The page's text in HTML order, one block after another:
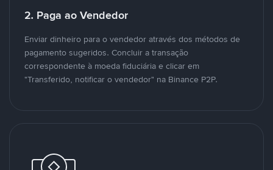
2. Paga ao Vendedor
Enviar dinheiro para o vendedor através dos métodos de
pagamento sugeridos. Concluir a transação
correspondente à moeda fiduciária e clicar em
"Transferido, notificar o vendedor" na Binance P2P.